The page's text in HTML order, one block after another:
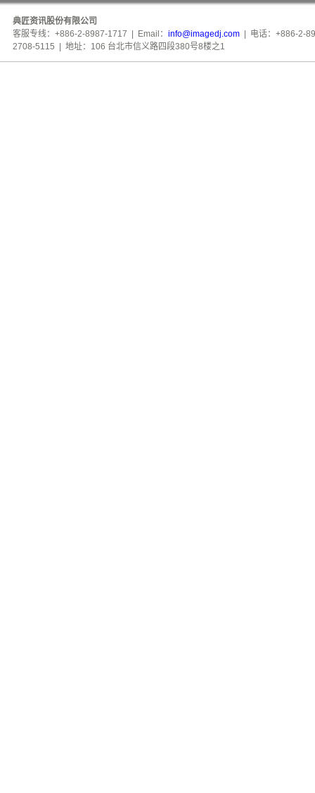
典匠资讯股份有限公司
客服专线：+886-2-8987-1717 | Email： info@imagedj.com | 电话：+886-2-
2708-5115 | 地址：106 台北市信义路四段380号8楼之1